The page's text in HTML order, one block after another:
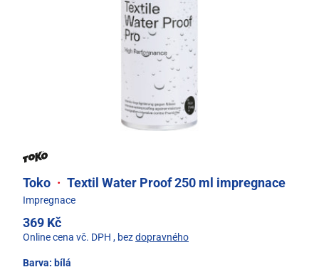
Toko · Textil Water Proof 250 ml impregnace
Impregnace
369 Kč
Online cena vč. DPH , bezdopravného
Barva: bílá